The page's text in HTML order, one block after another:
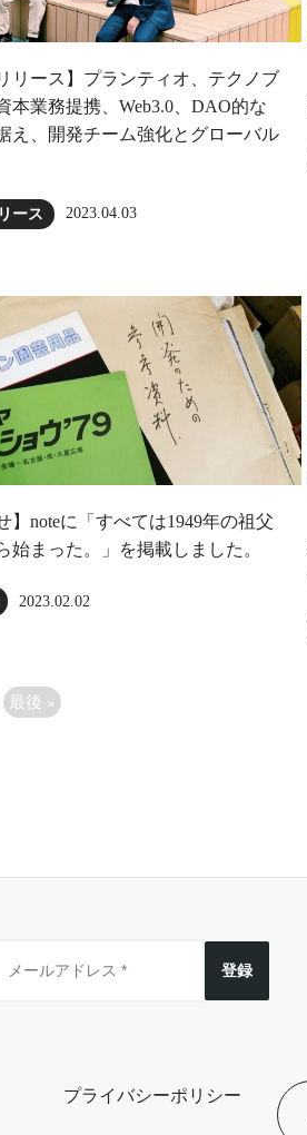
リース】プランティオ、テクノブ
本業務提携、Web3.0、DAO的な
え、開発チーム強化とグローバル
ース 2023.04.03
】noteに「すべては1949年の祖父
始まった。」を掲載しました。
2023.02.02
最後 »
登録
プライバシーポリシー